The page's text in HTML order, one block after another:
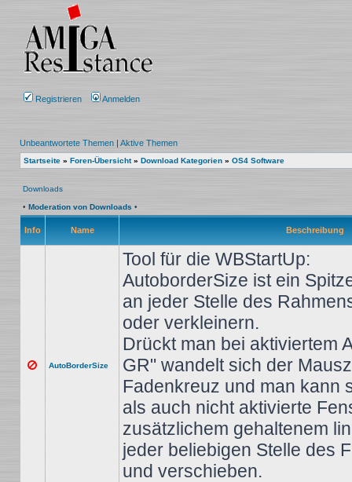
Registrieren Anmelden
Unbeantwortete Themen | Aktive Themen
Startseite » Foren-Übersicht» Download Kategorien » OS4 Software
Downloads
• Moderation von Downloads •
Info Name Beschreibung
AutoBorderSize
Tool für die WBStartUp:
AutoborderSize ist ein
an jeder Stelle des
oder verkleinern.
Drückt man bei aktiviertem
GR" wandelt sich der
Fadenkreuz und man kann
als auch nicht aktivierte
zusätzlichem gehaltenem
jeder beliebigen Stelle des
und verschieben.